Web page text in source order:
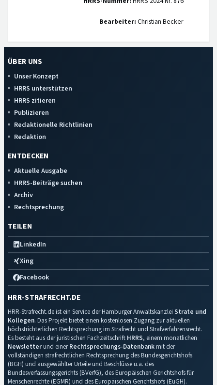
Bearbeiter: Christian Becker
ÜBER UNS
Unser Konzept
HRRS unterstützen
HRRS zitieren
Publizieren
Redaktionelle Richtlinien
Redaktion
ENTDECKEN
Aktuelle Ausgabe
HRRS-Beiträge suchen
Archiv
Rechtsprechung
TEILEN
LinkedIn
Xing
Facebook
HRR-STRAFRECHT.DE
HRR-Strafrecht.de ist ein Service der Hamburger Anwaltskanzlei Strate und
Kollegen. Das Projekt bietet einen kostenlosen Zugang zur aktuellen
höchstrichterlichen Rechtsprechung im Strafrecht und Strafverfahrensrecht.
Es besteht aus der juristischen Fachzeitschrift HRRS, einem monatlichen
Newsletterund einerRechtsprechungs-Datenbankmit der
vollständigen strafrechtlichen Rechtsprechung des Bundesgerichtshofs
(BGH) und ausgewählter Urteile und Beschlüsse u.a. des
Bundesverfassungsgerichts (BVerfG), des Europäischen Gerichtshofs für
Menschenrechte (EGMR) und des Europäischen Gerichtshofs (EuGH).